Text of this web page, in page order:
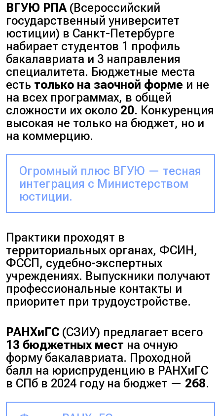
ВГУЮ РПА(Всероссийский
государственный университет
юстиции) в Санкт-Петербурге
набирает студентов 1 профиль
бакалавриата и 3 направления
специалитета. Бюджетные места
есть только на заочной форме и не
на всех программах, в общей
сложности их около 20. Конкуренция
высокая не только на бюджет, но и
на коммерцию.
Огромный плюс ВГУЮ — тесная
интеграция с Министерством
юстиции.
Практики проходят в
территориальных органах, ФСИН,
ФССП, судебно-экспертных
учреждениях. Выпускники получают
профессиональные контакты и
приоритет при трудоустройстве.
РАНХиГС (СЗИУ) предлагает всего
13 бюджетных мест на очную
форму бакалавриата. Проходной
балл на юриспруденцию в РАНХиГС
в СПб в 2024 году на бюджет — 268.